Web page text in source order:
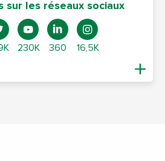
sur les réseaux sociaux
230K 360 16,5K